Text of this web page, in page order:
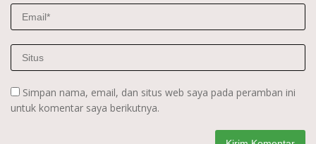
Simpan nama, email, dan situs web saya pada peramban ini
untuk komentar saya berikutnya.